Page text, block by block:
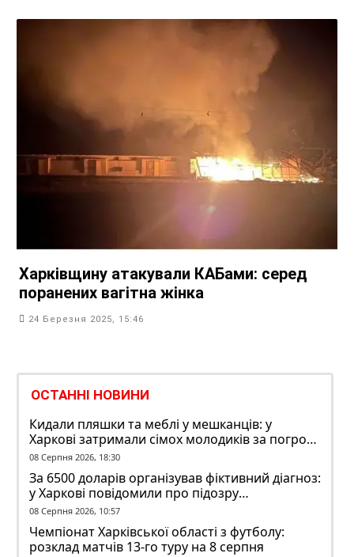
Харківщину атакували КАБами: серед
поранених вагітна жінка
24 Березня 2025, 15:46
ОСТАННІ НОВИНИ
Кидали пляшки та меблі у мешканців: у
Харкові затримали сімох молодиків за погром
у гуртожитку
08 Серпня 2026, 18:30
За 6500 доларів організував фіктивний діагноз:
у Харкові повідомили про підозру
ексзавідувачу психлікарні
08 Серпня 2026, 10:57
Чемпіонат Харківської області з футболу:
розклад матчів 13-го туру на 8 серпня